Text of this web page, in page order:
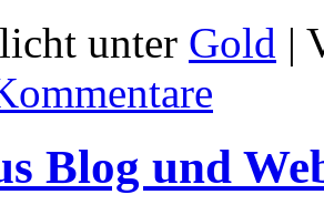
unter Gold |
Blog und